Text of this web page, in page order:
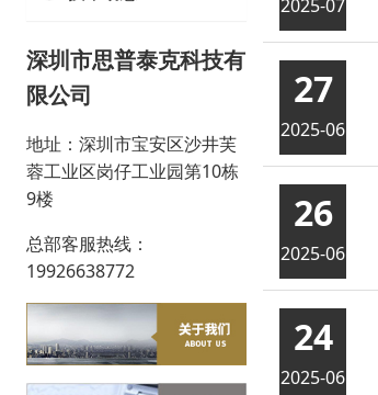
深圳市思普泰克科技有
限公司
地址：深圳市宝安区沙井芙
蓉工业区岗仔工业园第10栋
9楼
总部客服热线：
19926638772
2025-07
27
2025-06
26
2025-06
24
2025-06